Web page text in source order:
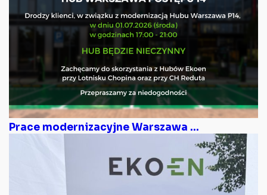
Prace modernizacyjne Warszawa ...